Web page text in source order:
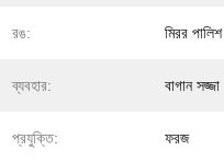
রঙ: মিরর পালিশ
ব্যবহার: বাগান সজ্জা
প্রযুক্তি: ফরজ